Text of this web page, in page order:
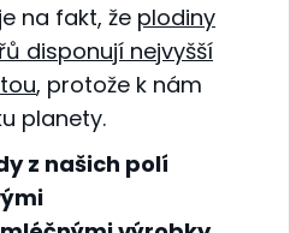
na fakt, že plodiny
disponují nejvyšší
, protože k nám
planety.
z našich polí